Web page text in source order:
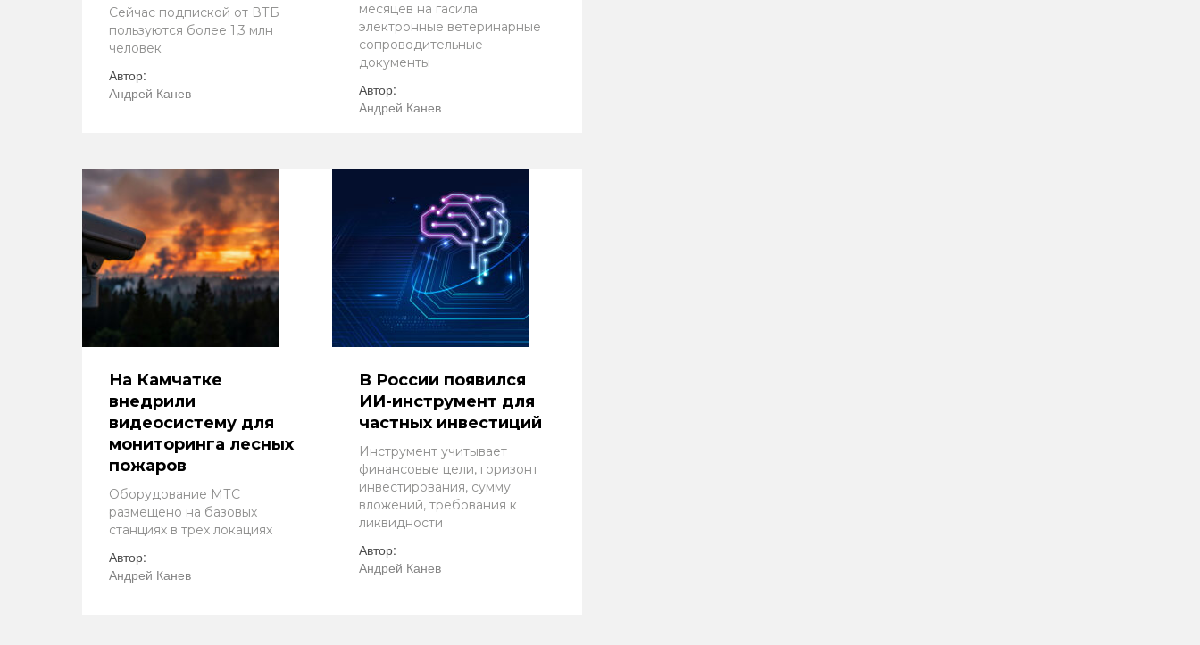
Сейчас подпиской от ВТБ
пользуются более 1,3 млн
человек
Автор:
Андрей Канев
месяцев на гасила
электронные ветеринарные
сопроводительные
документы
Автор:
Андрей Канев
На Камчатке
внедрили
видеосистему для
мониторинга лесных
пожаров
Оборудование МТС
размещено на базовых
станциях в трех локациях
Автор:
Андрей Канев
В России появился
ИИ-инструмент для
частных инвестиций
Инструмент учитывает
финансовые цели, горизонт
инвестирования, сумму
вложений, требования к
ликвидности
Автор:
Андрей Канев